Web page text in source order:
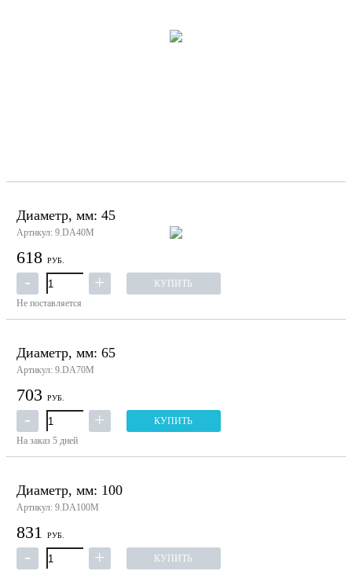
Диаметр, мм: 45
Артикул: 9.DA40M
618 РУБ.
КУПИТЬ
Не поставляется
Диаметр, мм: 65
Артикул: 9.DA70M
703 РУБ.
КУПИТЬ
На заказ 5 дней
Диаметр, мм: 100
Артикул: 9.DA100M
831 РУБ.
КУПИТЬ